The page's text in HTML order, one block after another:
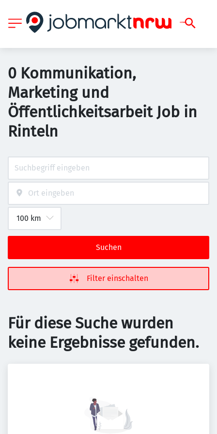
0 Kommunikation,
Marketing und
Öffentlichkeitsarbeit Job in
Rinteln
Suchen
Filter einschalten
Für diese Suche wurden
keine Ergebnisse gefunden.